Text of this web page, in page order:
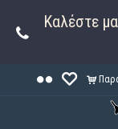
Καλέστε